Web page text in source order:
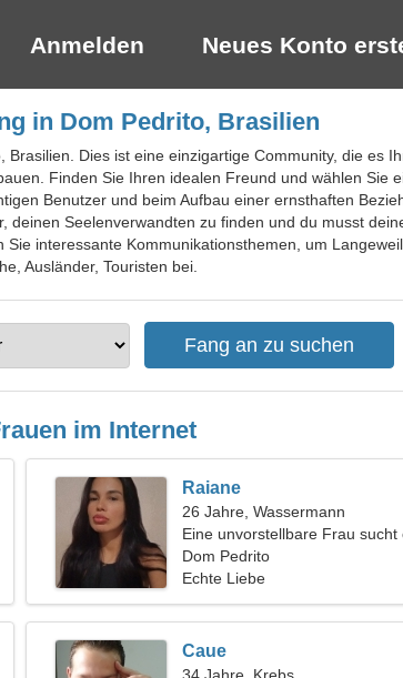
Anmelden Neues Konto
in Dom Pedrito, Brasilien
Dies ist eine einzigartige Community, die es
Finden Sie Ihren idealen Freund und wählen Sie
Benutzer und beim Aufbau einer ernsthaften
Seelenverwandten zu finden und du musst
interessante Kommunikationsthemen, um
Ausländer, Touristen bei.
im Internet
Raiane
26 Jahre, Wassermann
Eine unvorstellbare Frau sucht
Beziehung
Dom Pedrito
Echte Liebe
Caue